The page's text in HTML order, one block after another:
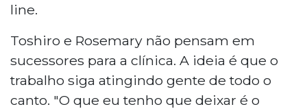
line.
Toshiro e Rosemary não pensam em
sucessores para a clínica. A ideia é que o
trabalho siga atingindo gente de todo o
canto. "O que eu tenho que deixar é o